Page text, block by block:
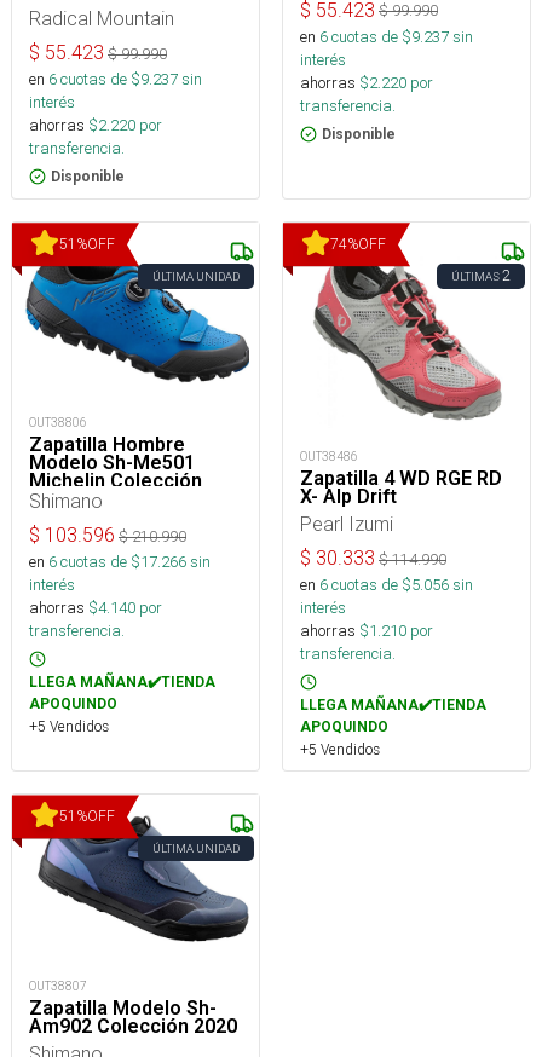
Radical Mountain
$ 55.423 $99.990
en 6cuotas de $9.237sin
interés
ahorras $2.220 por
transferencia.
Disponible
$ 55.423 $99.990
en 6cuotas de $9.237sin
interés
ahorras $2.220 por
transferencia.
Disponible
51 %OFF
ÚLTIMA UNIDAD
OUT38806
Zapatilla Hombre
Modelo Sh-Me501
Michelin Colección
2020
Shimano
$ 103.596 $210.990
en 6cuotas de $17.266sin
interés
ahorras $4.140 por
transferencia.
LLEGA MAÑANA✔️TIENDA
APOQUINDO
+5 Vendidos
74%OFF
ÚLTIMAS2
OUT38486
Zapatilla 4 WD RGE RD
X- Alp Drift
Pearl Izumi
$ 30.333 $114.990
en 6cuotas de $5.056sin
interés
ahorras $1.210 por
transferencia.
LLEGA MAÑANA✔️TIENDA
APOQUINDO
+5 Vendidos
51 %OFF
ÚLTIMA UNIDAD
OUT38807
Zapatilla Modelo Sh-
Am902 Colección 2020